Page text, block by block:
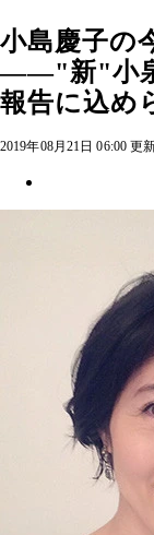
小島慶子の
――"新"小
報告に込め
2019年08月21日 06:00 更